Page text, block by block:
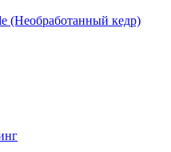
(Необработанный кедр)